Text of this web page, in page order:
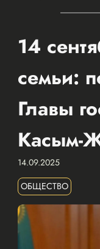
14
семьи:
Главы
Касым-
14.09.2025
ОБЩЕСТВО